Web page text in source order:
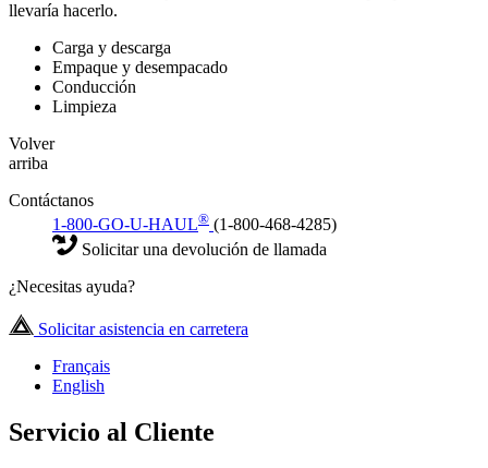
llevaría hacerlo.
Carga y descarga
Empaque y desempacado
Conducción
Limpieza
Volver
arriba
Contáctanos
1-800-GO-U-HAUL® (1-800-468-4285)
Solicitar una devolución de llamada
¿Necesitas ayuda?
Solicitar asistencia en carretera
Français
English
Servicio al Cliente